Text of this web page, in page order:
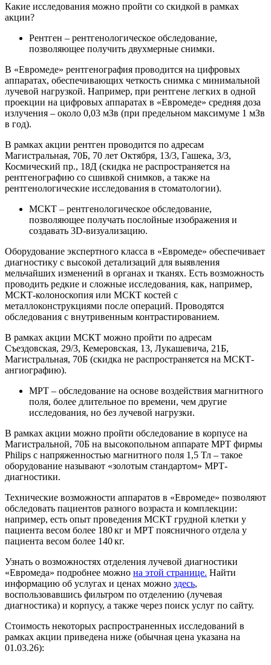
Какие исследования можно пройти со скидкой в рамках
акции?
Рентген – рентгенологическое обследование,
позволяющее получить двухмерные снимки.
В «Евромеде» рентгенография проводится на цифровых
аппаратах, обеспечивающих четкость снимка с минимальной
лучевой нагрузкой. Например, при рентгене легких в одной
проекции на цифровых аппаратах в «Евромеде» средняя доза
излучения – около 0,03 мЗв (при предельном максимуме 1 мЗв
в год).
В рамках акции рентген проводится по адресам
Магистральная, 70Б, 70 лет Октября, 13/3, Гашека, 3/3,
Космический пр., 18Д (скидка не распространяется на
рентгенографию со сшивкой снимков, а также на
рентгенологические исследования в стоматологии).
МСКТ – рентгенологическое обследование,
позволяющее получать послойные изображения и
создавать 3D-визуализацию.
Оборудование экспертного класса в «Евромеде» обеспечивает
диагностику с высокой детализаций для выявления
мельчайших изменений в органах и тканях. Есть возможность
проводить редкие и сложные исследования, как, например,
МСКТ-колоноскопия или МСКТ костей с
металлоконструкциями после операций. Проводятся
обследования с внутривенным контрастированием.
В рамках акции МСКТ можно пройти по адресам
Съездовская, 29/3, Кемеровская, 13, Лукашевича, 21Б,
Магистральная, 70Б (скидка не распространяется на МСКТ-
ангиографию).
МРТ – обследование на основе воздействия магнитного
поля, более длительное по времени, чем другие
исследования, но без лучевой нагрузки.
В рамках акции можно пройти обследование в корпусе на
Магистральной, 70Б на высокопольном аппарате МРТ фирмы
Philips с напряженностью магнитного поля 1,5 Тл – такое
оборудование называют «золотым стандартом» МРТ-
диагностики.
Технические возможности аппаратов в «Евромеде» позволяют
обследовать пациентов разного возраста и комплекции:
например, есть опыт проведения МСКТ грудной клетки у
пациента весом более 180 кг и МРТ поясничного отдела у
пациента весом более 140 кг.
Узнать о возможностях отделения лучевой диагностики
«Евромеда» подробнее можно на этой странице. Найти
информацию об услугах и ценах можно здесь,
воспользовавшись фильтром по отделению (лучевая
диагностика) и корпусу, а также через поиск услуг по сайту.
Стоимость некоторых распространенных исследований в
рамках акции приведена ниже (обычная цена указана на
01.03.26):